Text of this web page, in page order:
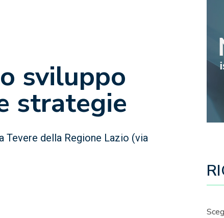
sviluppo
strategie
Tevere della Regione Lazio (via